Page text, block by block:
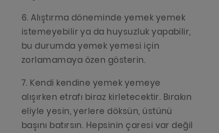
6. Alıştırma döneminde yemek yemek
istemeyebilir ya da huysuzluk yapabilir,
bu durumda yemek yemesi için
zorlamamaya özen gösterin.
7. Kendi kendine yemek yemeye
alışırken etrafı biraz kirletecektir. Bırakın
eliyle yesin, yerlere döksün, üstünü
başını batırsın. Hepsinin çaresi var değil